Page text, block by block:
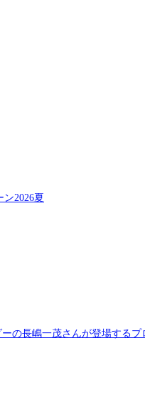
2026夏
ーの長嶋一茂さんが登場する